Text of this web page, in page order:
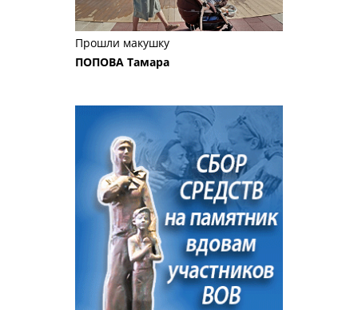
Прошли макушку
ПОПОВА Тамара